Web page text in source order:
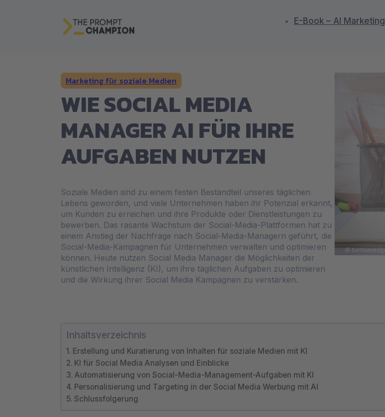
E-Book – AI Marketing
Marketing für soziale Medien
WIE SOCIAL MEDIA
MANAGER AI FÜR IHRE
AUFGABEN NUTZEN
Soziale Medien sind zu einem festen Bestandteil unseres täglichen
Lebens geworden, und viele Unternehmen haben ihr Potenzial erkannt,
um Kunden zu erreichen und ihre Produkte oder Dienstleistungen zu
bewerben. Das rasante Wachstum der Social-Media-Plattformen hat zu
einem Anstieg der Nachfrage nach Social-Media-Managern geführt, die
Social-Media-Kampagnen für Unternehmen verwalten und optimieren
können. Heute nutzen Social Media Manager die Möglichkeiten der
künstlichen Intelligenz (KI), um ihre täglichen Aufgaben zu optimieren
und die Wirkung ihrer Social Media Kampagnen zu verstärken.
Inhaltsverzeichnis
Erstellung und Kuratierung von Inhalten für soziale Medien mit KI
KI für Social Media Analysen und Einblicke
Automatisierung von Social-Media-Management-Aufgaben mit KI
Personalisierung und Targeting in der Social Media Werbung mit AI
Schlussfolgerung